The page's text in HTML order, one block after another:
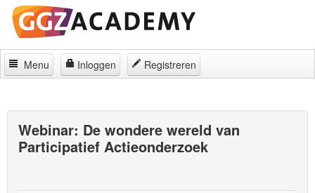
Menu Inloggen
Registreren
Regelingen
Webinar: De wondere wereld van
Participatief Actieonderzoek